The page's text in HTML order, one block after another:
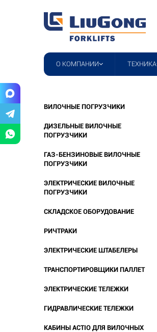
О КОМПАНИИ ТЕХНИКА
ВИЛОЧНЫЕ ПОГРУЗЧИКИ
ДИЗЕЛЬНЫЕ ВИЛОЧНЫЕ
ПОГРУЗЧИКИ
ГАЗ-БЕНЗИНОВЫЕ ВИЛОЧНЫЕ
ПОГРУЗЧИКИ
ЭЛЕКТРИЧЕСКИЕ ВИЛОЧНЫЕ
ПОГРУЗЧИКИ
СКЛАДСКОЕ ОБОРУДОВАНИЕ
РИЧТРАКИ
ЭЛЕКТРИЧЕСКИЕ ШТАБЕЛЕРЫ
ТРАНСПОРТИРОВЩИКИ ПАЛЛЕТ
ЭЛЕКТРИЧЕСКИЕ ТЕЛЕЖКИ
ГИДРАВЛИЧЕСКИЕ ТЕЛЕЖКИ
КАБИНЫ ACTIO ДЛЯ ВИЛОЧНЫХ